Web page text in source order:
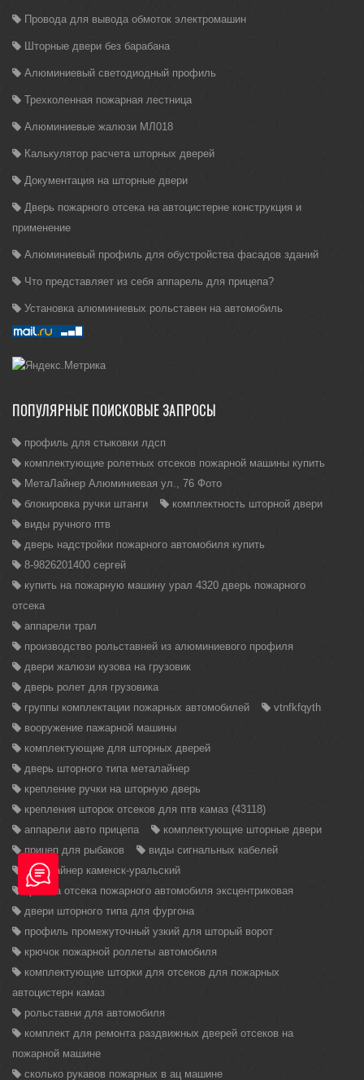
Провода для вывода обмоток электромашин
Шторные двери без барабана
Алюминиевый светодиодный профиль
Трехколенная пожарная лестница
Алюминиевые жалюзи МЛ018
Калькулятор расчета шторных дверей
Документация на шторные двери
Дверь пожарного отсека на автоцистерне конструкция и
применение
Алюминиевый профиль для обустройства фасадов зданий
Что представляет из себя аппарель для прицепа?
Установка алюминиевых рольставен на автомобиль
ПОПУЛЯРНЫЕ ПОИСКОВЫЕ ЗАПРОСЫ
профиль для стыковки лдсп
комплектующие ролетных отсеков пожарной машины купить
МетаЛайнер Алюминиевая ул., 76 Фото
блокировка ручки штанги
комплектность шторной двери
виды ручного птв
дверь надстройки пожарного автомобиля купить
8-9826201400 сергей
купить на пожарную машину урал 4320 дверь пожарного
отсека
аппарели трал
производство рольставней из алюминиевого профиля
двери жалюзи кузова на грузовик
дверь ролет для грузовика
группы комплектации пожарных автомобилей
vtnfkfqyth
вооружение пажарной машины
комплектующие для шторных дверей
дверь шторного типа металайнер
крепление ручки на шторную дверь
крепления шторок отсеков для птв камаз (43118)
аппарели авто прицепа
комплектующие шторные двери
прицеп для рыбаков
виды сигнальных кабелей
металайнер каменск-уральский
крышка отсека пожарного автомобиля эксцентриковая
двери шторного типа для фургона
профиль промежуточный узкий для шторый ворот
крючок пожарной роллеты автомобиля
комплектующие шторки для отсеков для пожарных
автоцистерн камаз
рольставни для автомобиля
комплект для ремонта раздвижных дверей отсеков на
пожарной машине
сколько рукавов пожарных в ац машине